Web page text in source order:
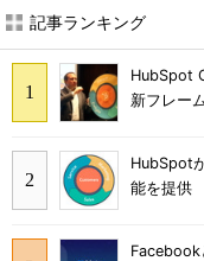
記事ランキング
HubSpot
新フレー
HubSpot
能を提供